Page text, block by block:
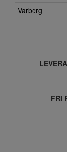
Varberg
FRI